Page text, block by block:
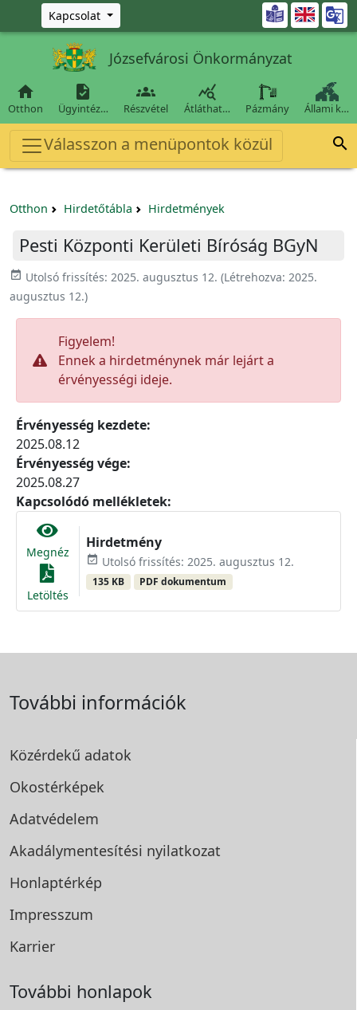
Ugrás a fő tartalomra
Kapcsolat 
Józsefvárosi Önkormányzat

Otthon

Ügyintéz…

Részvétel

Átláthat… Pázmány Állami k…
Válasszon a menüpontok közül 
Otthon Hirdetőtábla Hirdetmények
Pesti Központi Kerületi Bíróság BGyN
event_available Utolsó frissítés: 2025. augusztus 12. (Létrehozva: 2025.
augusztus 12.)
Figyelem!
Ennek a hirdetménynek már lejárt a
érvényességi ideje.
Érvényesség kezdete:
2025.08.12
Érvényesség vége:
2025.08.27
Kapcsolódó mellékletek:
Megnéz
Letöltés
Hirdetmény
event_available Utolsó frissítés: 2025. augusztus 12.
135 KB PDF dokumentum
További információk
Közérdekű adatok
Okostérképek
Adatvédelem
Akadálymentesítési nyilatkozat
Honlaptérkép
Impresszum
Karrier
További honlapok